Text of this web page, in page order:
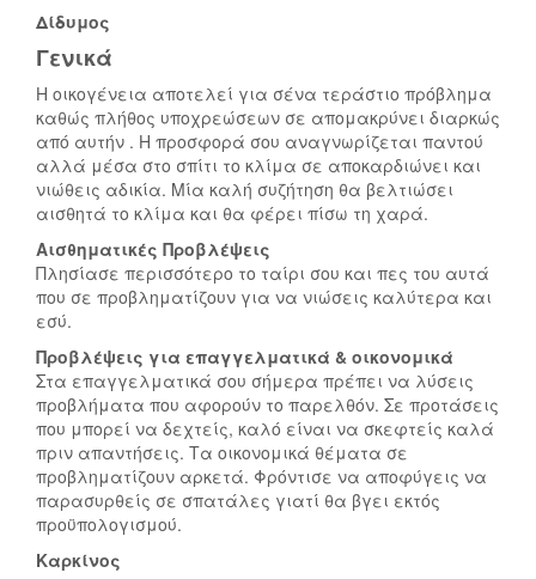
Δίδυμος
Γενικά
Η οικογένεια αποτελεί για σένα τεράστιο πρόβλημα
καθώς πλήθος υποχρεώσεων σε απομακρύνει διαρκώς
από αυτήν . Η προσφορά σου αναγνωρίζεται παντού
αλλά μέσα στο σπίτι το κλίμα σε αποκαρδιώνει και
νιώθεις αδικία. Μία καλή συζήτηση θα βελτιώσει
αισθητά το κλίμα και θα φέρει πίσω τη χαρά.
Αισθηματικές Προβλέψεις
Πλησίασε περισσότερο το ταίρι σου και πες του αυτά
που σε προβληματίζουν για να νιώσεις καλύτερα και
εσύ.
Προβλέψεις για επαγγελματικά & οικονομικά
Στα επαγγελματικά σου σήμερα πρέπει να λύσεις
προβλήματα που αφορούν το παρελθόν. Σε προτάσεις
που μπορεί να δεχτείς, καλό είναι να σκεφτείς καλά
πριν απαντήσεις. Τα οικονομικά θέματα σε
προβληματίζουν αρκετά. Φρόντισε να αποφύγεις να
παρασυρθείς σε σπατάλες γιατί θα βγει εκτός
προϋπολογισμού.
Καρκίνος